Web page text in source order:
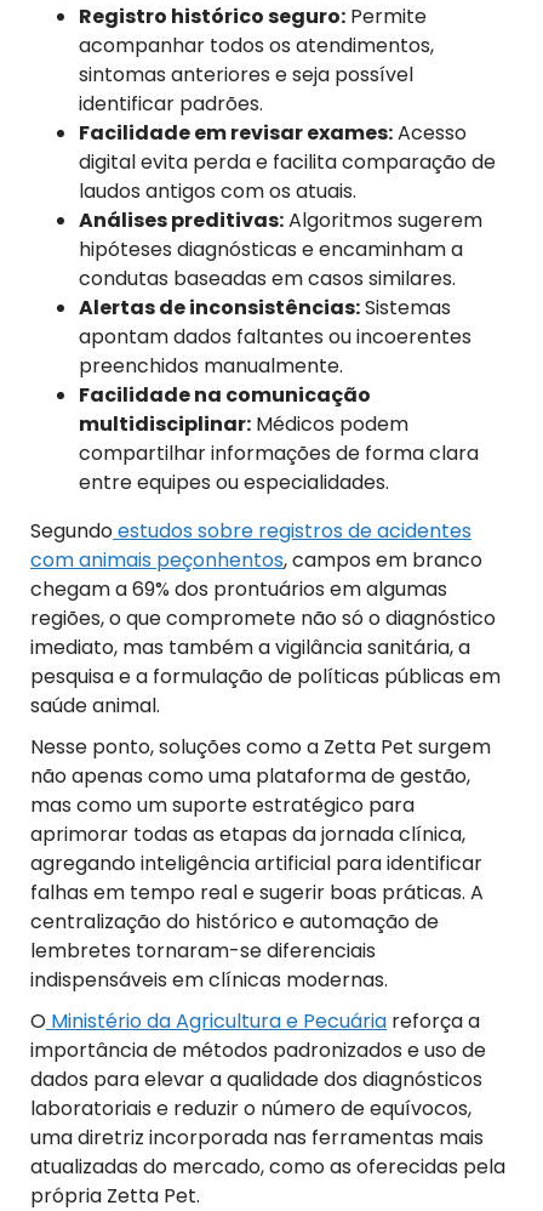
Registro histórico seguro: Permite
acompanhar todos os atendimentos,
sintomas anteriores e seja possível
identificar padrões.
Facilidade em revisar exames:Acesso
digital evita perda e facilita comparação de
laudos antigos com os atuais.
Análises preditivas:Algoritmos sugerem
hipóteses diagnósticas e encaminham a
condutas baseadas em casos similares.
Alertas de inconsistências:Sistemas
apontam dados faltantes ou incoerentes
preenchidos manualmente.
Facilidade na comunicação
multidisciplinar: Médicos podem
compartilhar informações de forma clara
entre equipes ou especialidades.
Segundoestudos sobre registros de acidentes
com animais peçonhentos, campos em branco
chegam a 69% dos prontuários em algumas
regiões, o que compromete não só o diagnóstico
imediato, mas também a vigilância sanitária, a
pesquisa e a formulação de políticas públicas em
saúde animal.
Nesse ponto, soluções como a Zetta Pet surgem
não apenas como uma plataforma de gestão,
mas como um suporte estratégico para
aprimorar todas as etapas da jornada clínica,
agregando inteligência artificial para identificar
falhas em tempo real e sugerir boas práticas. A
centralização do histórico e automação de
lembretes tornaram-se diferenciais
indispensáveis em clínicas modernas.
O Ministério da Agricultura e Pecuária reforça a
importância de métodos padronizados e uso de
dados para elevar a qualidade dos diagnósticos
laboratoriais e reduzir o número de equívocos,
uma diretriz incorporada nas ferramentas mais
atualizadas do mercado, como as oferecidas pela
própria Zetta Pet.